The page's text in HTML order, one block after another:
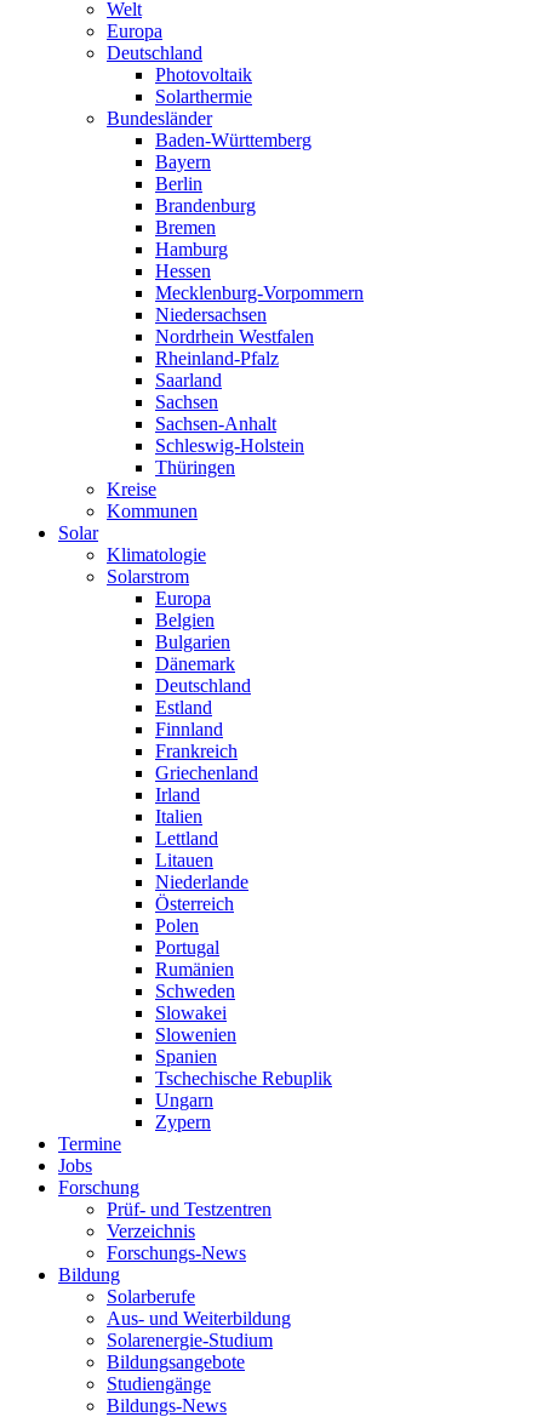
Welt
Europa
Deutschland
Photovoltaik
Solarthermie
Bundesländer
Baden-Württemberg
Bayern
Berlin
Brandenburg
Bremen
Hamburg
Hessen
Mecklenburg-Vorpommern
Niedersachsen
Nordrhein Westfalen
Rheinland-Pfalz
Saarland
Sachsen
Sachsen-Anhalt
Schleswig-Holstein
Thüringen
Kreise
Kommunen
Solar
Klimatologie
Solarstrom
Europa
Belgien
Bulgarien
Dänemark
Deutschland
Estland
Finnland
Frankreich
Griechenland
Irland
Italien
Lettland
Litauen
Niederlande
Österreich
Polen
Portugal
Rumänien
Schweden
Slowakei
Slowenien
Spanien
Tschechische Rebuplik
Ungarn
Zypern
Termine
Jobs
Forschung
Prüf- und Testzentren
Verzeichnis
Forschungs-News
Bildung
Solarberufe
Aus- und Weiterbildung
Solarenergie-Studium
Bildungsangebote
Studiengänge
Bildungs-News